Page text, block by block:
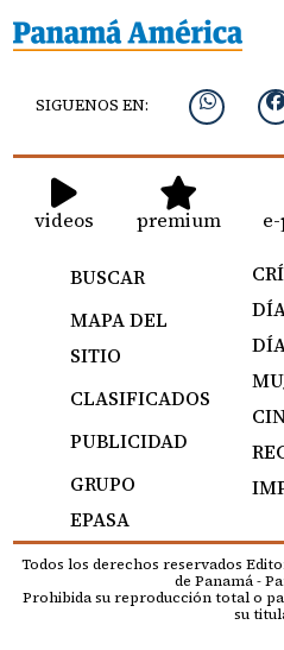
SIGUENOS EN:
videos premium
BUSCAR
MAPA DEL
SITIO
CLASIFICADOS
PUBLICIDAD
GRUPO
EPASA
Todos los derechos reservados
de Panamá -
Prohibida su reproducción total o
su